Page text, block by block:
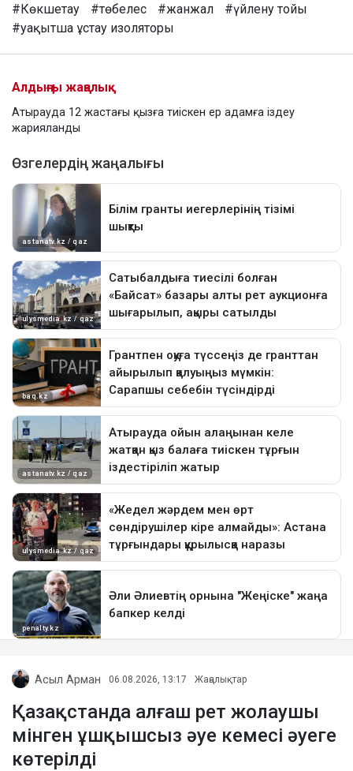
#Көкшетау #төбелес #жанжал
#үйлену тойы
#уақытша ұстау изоляторы
Алдыңғы жаңалық
Атырауда 12 жастағы қызға тиіскен ер адамға іздеу
жарияланды
Асыл Арман 06.08.2026, 13:17 Жаңалықтар
Қазақстанда алғаш рет жолаушы
мінген ұшқышсыз әуе кемесі әуеге
көтерілді